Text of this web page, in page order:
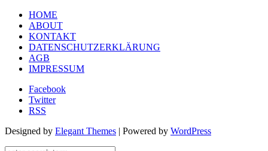
HOME
ABOUT
KONTAKT
DATENSCHUTZERKLÄRUNG
AGB
IMPRESSUM
Facebook
Twitter
RSS
Designed by Elegant Themes | Powered by WordPress